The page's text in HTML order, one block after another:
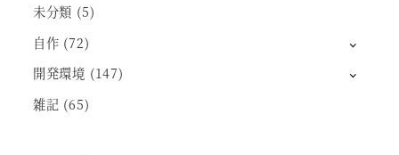
未分類 (5)
自作 (72)
開発環境 (147)
雑記 (65)